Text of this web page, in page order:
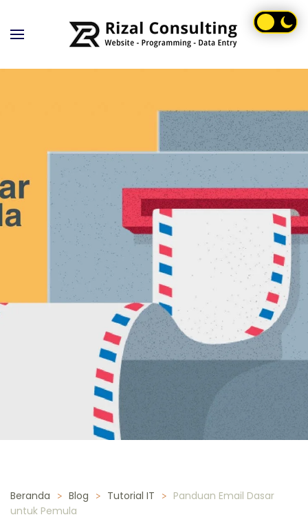
Skip to main content
Beranda Blog Tutorial IT
Panduan Email Dasar
untuk Pemula